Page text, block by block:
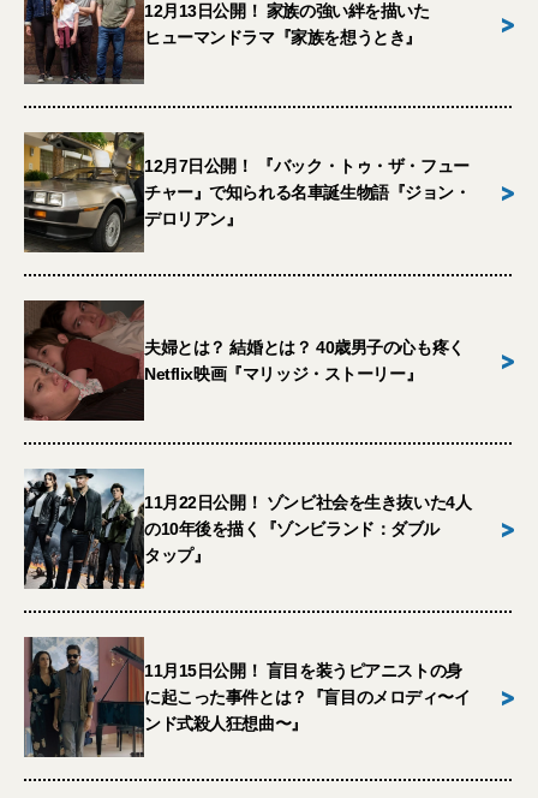
12月13日公開！ 家族の強い絆を描いた
ヒューマンドラマ『家族を想うとき』
>
12月7日公開！ 『バック・トゥ・ザ・フュー
チャー』で知られる名車誕生物語『ジョン・
デロリアン』
>
夫婦とは？ 結婚とは？ 40歳男子の心も疼く
Netflix映画『マリッジ・ストーリー』
>
11月22日公開！ ゾンビ社会を生き抜いた4人
の10年後を描く『ゾンビランド：ダブル
タップ』
>
11月15日公開！ 盲目を装うピアニストの身
に起こった事件とは？『盲目のメロディ〜イ
ンド式殺人狂想曲〜』
>